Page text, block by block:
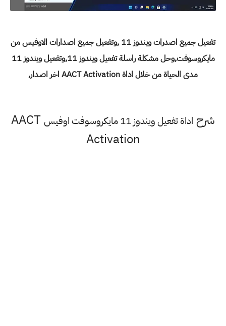
تفعيل جميع اصدرات ويندوز 11 ,وتفعيل جميع اصدارات الاوفيس من
مايكروسوفت,وحل مشكلة راسلة تفعيل ويندوز 11,وتفعيل ويندوز 11
مدى الحياة من خلال اداة AACT Activation اخر اصدار,
شرح اداة تفعيل ويندوز 11 مايكروسوفت اوفيس
AACT
Activation